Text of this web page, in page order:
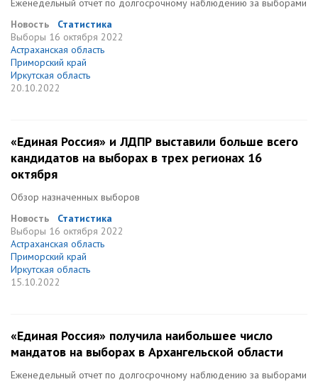
Еженедельный отчет по долгосрочному наблюдению за выборами
Новость
Статистика
Выборы 16 октября 2022
Астраханская область
Приморский край
Иркутская область
20.10.2022
«Единая Россия» и ЛДПР выставили больше всего
кандидатов на выборах в трех регионах 16
октября
Обзор назначенных выборов
Новость
Статистика
Выборы 16 октября 2022
Астраханская область
Приморский край
Иркутская область
15.10.2022
«Единая Россия» получила наибольшее число
мандатов на выборах в Архангельской области
Еженедельный отчет по долгосрочному наблюдению за выборами